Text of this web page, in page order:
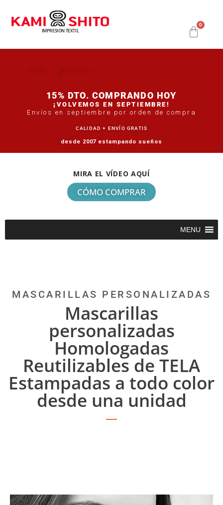
IMPRESION TEXTIL
0
15% DTO. COMPRANDO HOY
¡VOLVEMOS EN SEPTIEMBRE!
Envíos en septiembre por orden de compra
CALIDAD + ENVÍO GRATIS
desde 2007 estampando sueños
MIRA EL VÍDEO AQUÍ
CÓMO COMPRAR
MENU
MASCARILLAS PERSONALIZADAS
Mascarillas
personalizadas
Homologadas
Reutilizables de TELA
Estampadas a todo color
desde una unidad